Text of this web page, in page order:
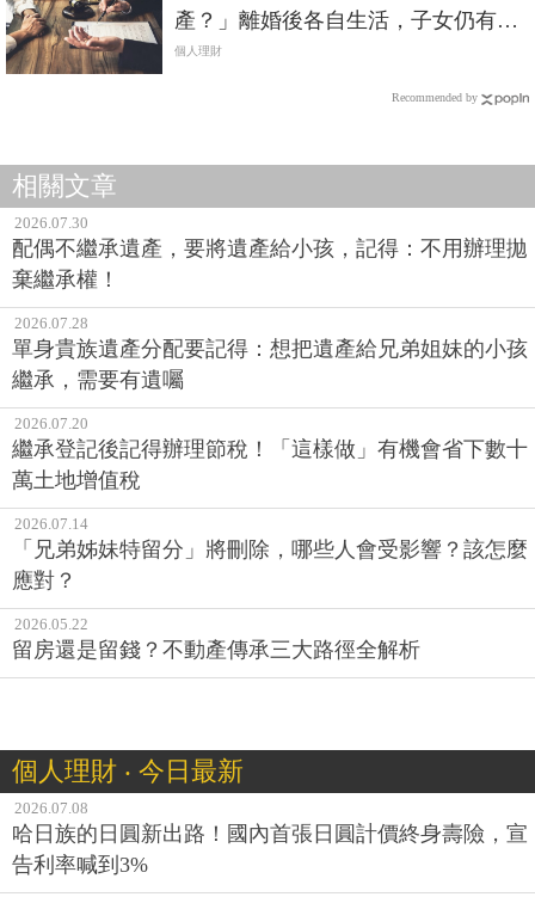
產？」離婚後各自生活，子女仍有繼
承權？律師給的2點衷心建議...
個人理財
Recommended by
相關文章
2026.07.30
配偶不繼承遺產，要將遺產給小孩，記得：不用辦理拋
棄繼承權！
2026.07.28
單身貴族遺產分配要記得：想把遺產給兄弟姐妹的小孩
繼承，需要有遺囑
2026.07.20
繼承登記後記得辦理節稅！「這樣做」有機會省下數十
萬土地增值稅
2026.07.14
「兄弟姊妹特留分」將刪除，哪些人會受影響？該怎麼
應對？
2026.05.22
留房還是留錢？不動產傳承三大路徑全解析
個人理財 ‧ 今日最新
2026.07.08
哈日族的日圓新出路！國內首張日圓計價終身壽險，宣
告利率喊到3%